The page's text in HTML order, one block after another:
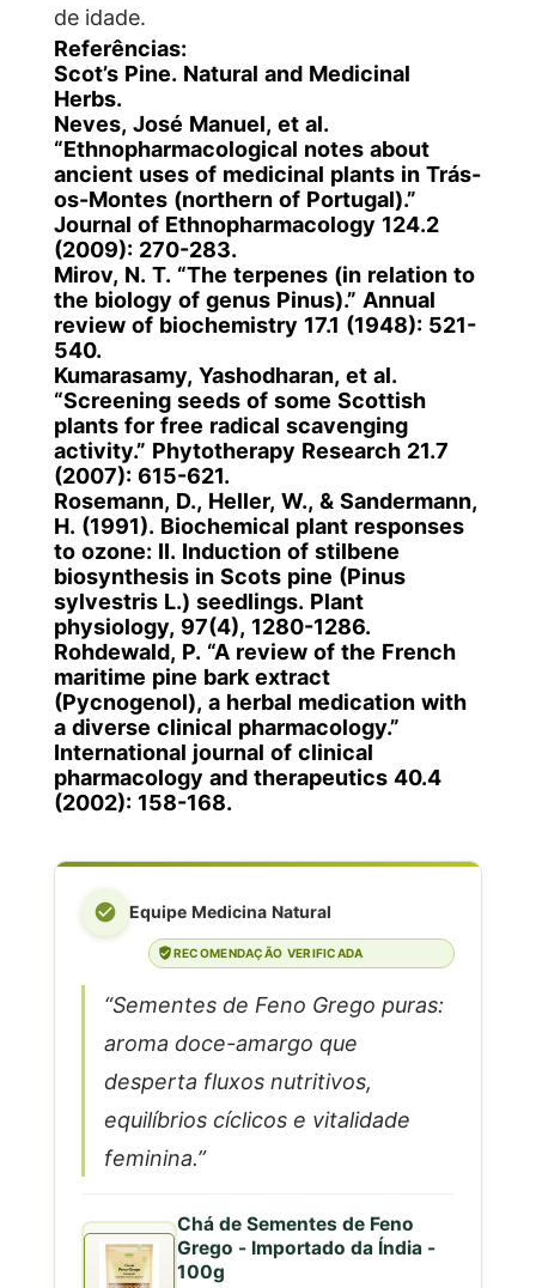
de idade.
Referências:
Scot’s Pine. Natural and Medicinal
Herbs.
Neves, José Manuel, et al.
“Ethnopharmacological notes about
ancient uses of medicinal plants in Trás-
os-Montes (northern of Portugal).”
Journal of Ethnopharmacology 124.2
(2009): 270-283.
Mirov, N. T. “The terpenes (in relation to
the biology of genus Pinus).” Annual
review of biochemistry 17.1 (1948): 521-
540.
Kumarasamy, Yashodharan, et al.
“Screening seeds of some Scottish
plants for free radical scavenging
activity.” Phytotherapy Research 21.7
(2007): 615-621.
Rosemann, D., Heller, W., & Sandermann,
H. (1991). Biochemical plant responses
to ozone: II. Induction of stilbene
biosynthesis in Scots pine (Pinus
sylvestris L.) seedlings. Plant
physiology, 97(4), 1280-1286.
Rohdewald, P. “A review of the French
maritime pine bark extract
(Pycnogenol), a herbal medication with
a diverse clinical pharmacology.”
International journal of clinical
pharmacology and therapeutics 40.4
(2002): 158-168.
Equipe Medicina Natural
RECOMENDAÇÃO VERIFICADA
“Sementes de Feno Grego puras:
aroma doce-amargo que
desperta fluxos nutritivos,
equilíbrios cíclicos e vitalidade
feminina.”
Chá de Sementes de Feno
Grego - Importado da Índia -
100g